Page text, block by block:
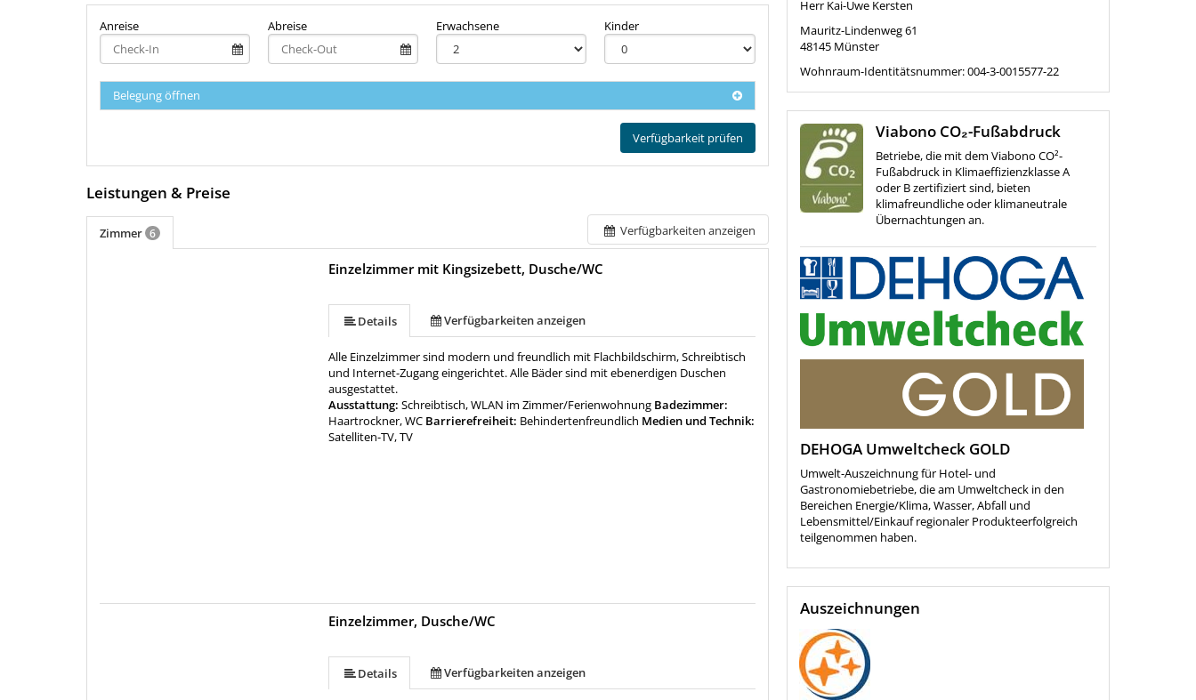
Anreise Abreise Erwachsene Kinder
Belegung öffnen
Verfügbarkeit prüfen
Verfügbarkeiten anzeigen
Leistungen & Preise
Zimmer 6
Einzelzimmer mit Kingsizebett, Dusche/WC
Details Verfügbarkeiten anzeigen
Alle Einzelzimmer sind modern und freundlich mit Flachbildschirm, Schreibtisch
und Internet-Zugang eingerichtet. Alle Bäder sind mit ebenerdigen Duschen
ausgestattet.
Ausstattung:Schreibtisch, WLAN im Zimmer/Ferienwohnung Badezimmer:
Haartrockner, WC Barrierefreiheit: Behindertenfreundlich Medien und Technik:
Satelliten-TV, TV
Einzelzimmer, Dusche/WC
Details Verfügbarkeiten anzeigen
Herr Kai-Uwe Kersten
Mauritz-Lindenweg 61
48145 Münster
Wohnraum-Identitätsnummer: 004-3-0015577-22
Viabono CO₂-Fußabdruck
Betriebe, die mit dem Viabono CO²-
Fußabdruck in Klimaeffizienzklasse A
oder B zertifiziert sind, bieten
klimafreundliche oder klimaneutrale
Übernachtungen an.
DEHOGA Umweltcheck GOLD
Umwelt-Auszeichnung für Hotel- und
Gastronomiebetriebe, die am Umweltcheck in den
Bereichen Energie/Klima, Wasser, Abfall und
Lebensmittel/Einkauf regionaler Produkteerfolgreich
teilgenommen haben.
Auszeichnungen